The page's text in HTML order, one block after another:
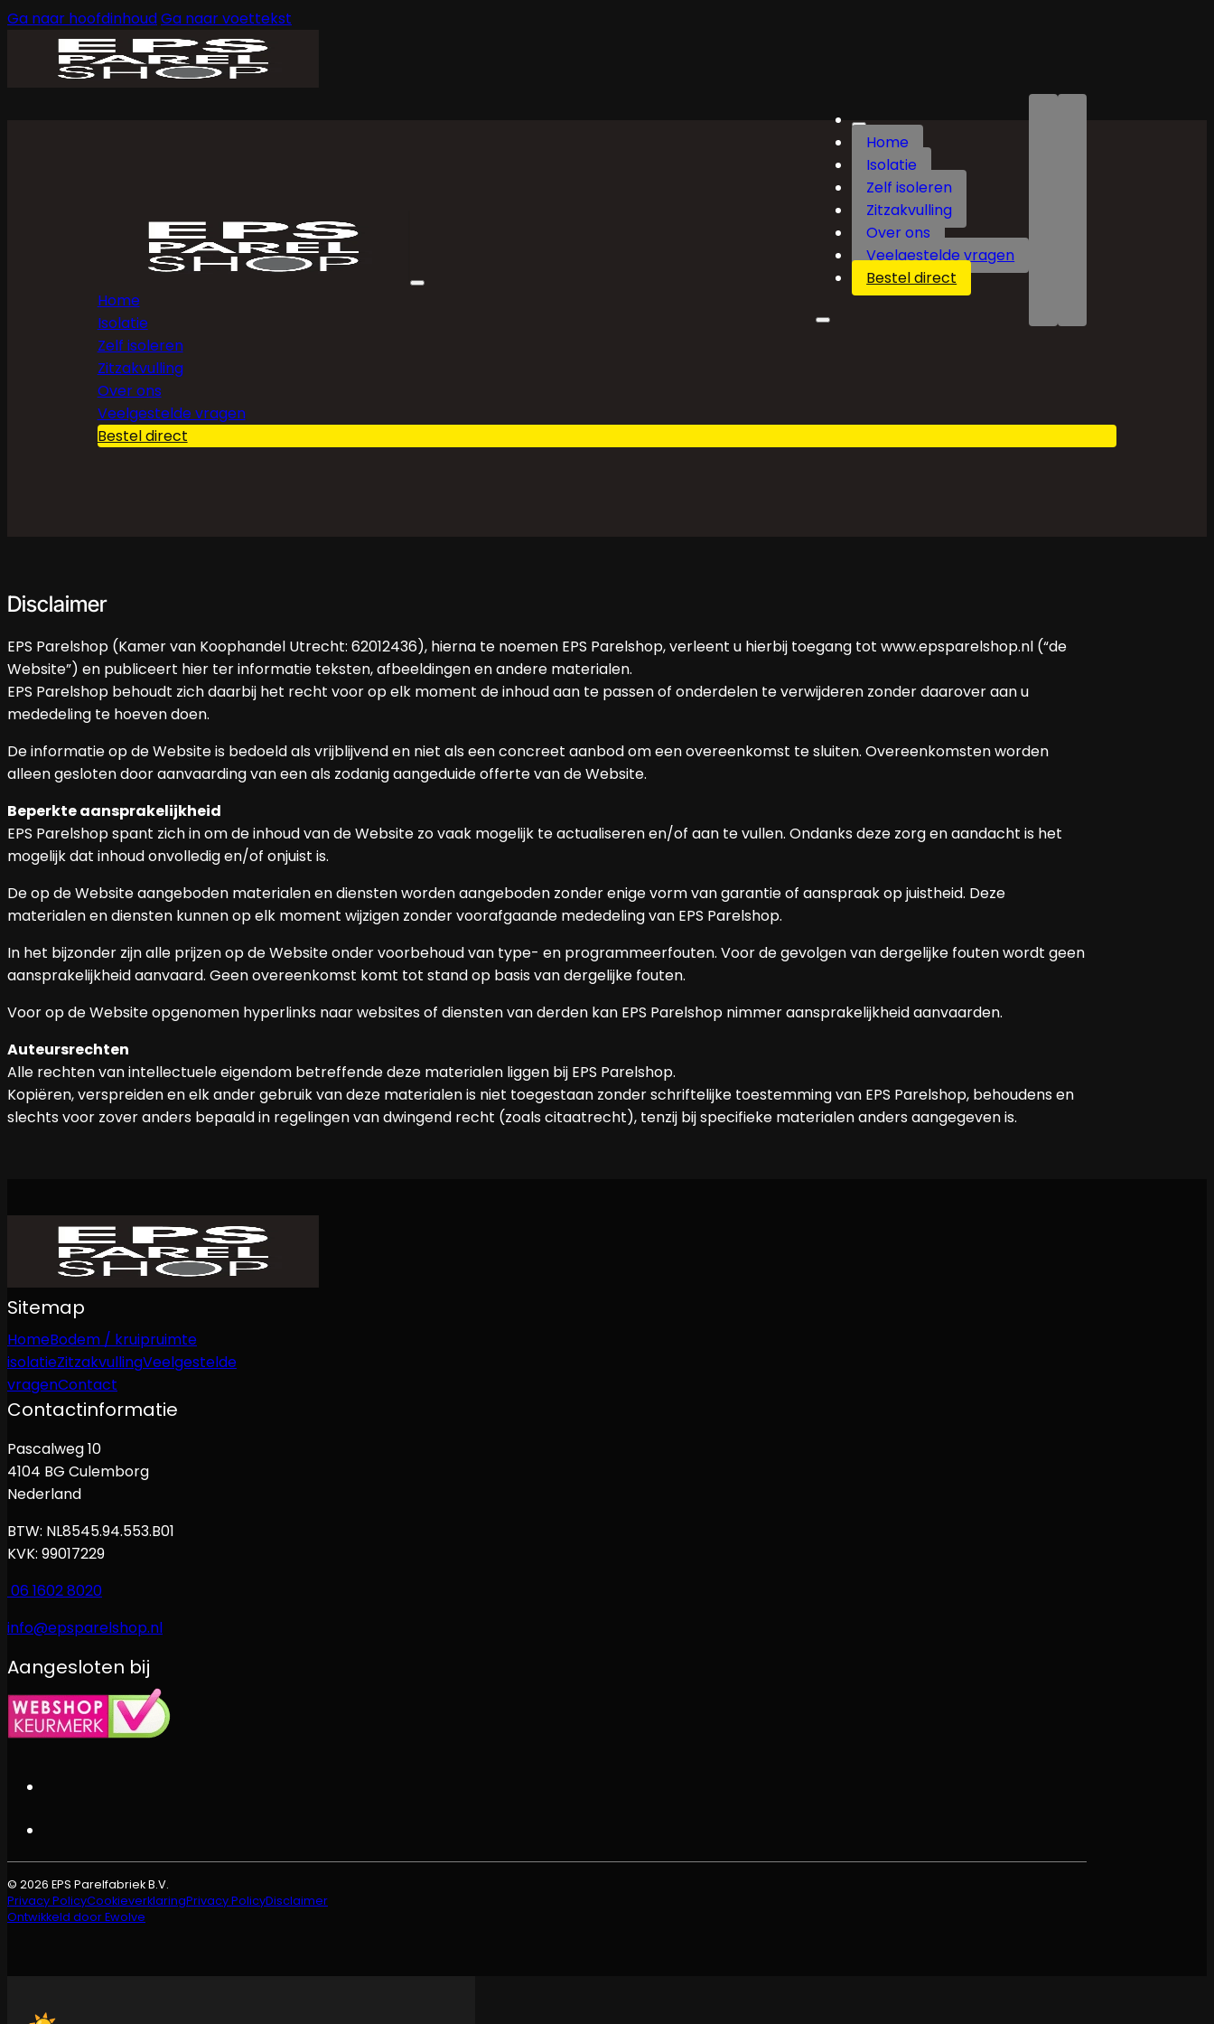
Ga naar hoofdinhoudGa naar voettekst
Home
Isolatie
Zelf isoleren
Zitzakvulling
Over ons
Veelgestelde vragen
Bestel direct
Home
Isolatie
Zelf isoleren
Zitzakvulling
Over ons
Veelgestelde vragen
Bestel direct
Disclaimer
EPS Parelshop (Kamer van Koophandel Utrecht: 62012436), hierna te noemen EPS Parelshop, verleent u hierbij toegang tot www.epsparelshop.nl (“de
Website”) en publiceert hier ter informatie teksten, afbeeldingen en andere materialen.
EPS Parelshop behoudt zich daarbij het recht voor op elk moment de inhoud aan te passen of onderdelen te verwijderen zonder daarover aan u
mededeling te hoeven doen.
De informatie op de Website is bedoeld als vrijblijvend en niet als een concreet aanbod om een overeenkomst te sluiten. Overeenkomsten worden
alleen gesloten door aanvaarding van een als zodanig aangeduide offerte van de Website.
Beperkte aansprakelijkheid
EPS Parelshop spant zich in om de inhoud van de Website zo vaak mogelijk te actualiseren en/of aan te vullen. Ondanks deze zorg en aandacht is het
mogelijk dat inhoud onvolledig en/of onjuist is.
De op de Website aangeboden materialen en diensten worden aangeboden zonder enige vorm van garantie of aanspraak op juistheid. Deze
materialen en diensten kunnen op elk moment wijzigen zonder voorafgaande mededeling van EPS Parelshop.
In het bijzonder zijn alle prijzen op de Website onder voorbehoud van type- en programmeerfouten. Voor de gevolgen van dergelijke fouten wordt geen
aansprakelijkheid aanvaard. Geen overeenkomst komt tot stand op basis van dergelijke fouten.
Voor op de Website opgenomen hyperlinks naar websites of diensten van derden kan EPS Parelshop nimmer aansprakelijkheid aanvaarden.
Auteursrechten
Alle rechten van intellectuele eigendom betreffende deze materialen liggen bij EPS Parelshop.
Kopiëren, verspreiden en elk ander gebruik van deze materialen is niet toegestaan zonder schriftelijke toestemming van EPS Parelshop, behoudens en
slechts voor zover anders bepaald in regelingen van dwingend recht (zoals citaatrecht), tenzij bij specifieke materialen anders aangegeven is.
Sitemap
HomeBodem / kruipruimte
isolatieZitzakvullingVeelgestelde
vragenContact
Contactinformatie
Pascalweg 10
4104 BG Culemborg
Nederland
BTW: NL8545.94.553.B01
KVK: 99017229
06 1602 8020
info@epsparelshop.nl
Aangesloten bij
© 2026 EPS Parelfabriek B.V.
Privacy PolicyCookieverklaringPrivacy PolicyDisclaimer
Ontwikkeld door Ewolve